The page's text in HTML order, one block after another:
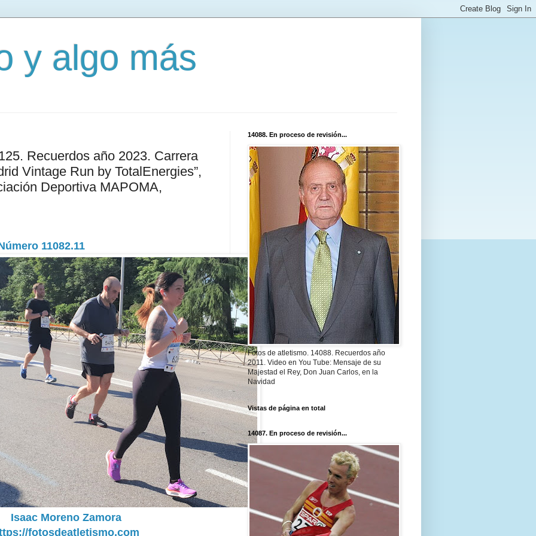
y algo más
Recuerdos año 2023. Carrera
Vintage Run by TotalEnergies”,
Deportiva MAPOMA,
11082.11
Isaac Moreno Zamora
fotosdeatletismo.com
14088. En proceso de revisión...
Fotos de atletismo. 14088. Recuerdos año
2011. Video en You Tube: Mensaje de su
Majestad el Rey, Don Juan Carlos, en la
Navidad
Vistas de página en total
14087. En proceso de revisión...